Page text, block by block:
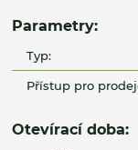
Parametry:
Typ:
Přístup pro
Otevírací doba: